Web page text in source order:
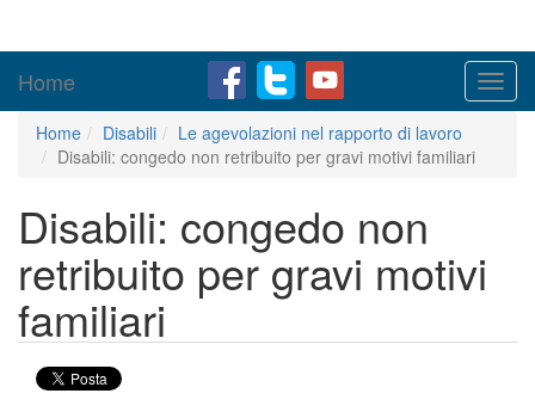
Home
Home Disabili
Le agevolazioni nel rapporto di lavoro
Disabili: congedo non retribuito per gravi motivi familiari
Disabili: congedo non
retribuito per gravi motivi
familiari